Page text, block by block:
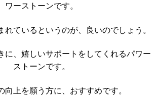
ワーストーンです。
れているというのが、良いのでしょう。
に、嬉しいサポートをしてくれるパワー
ストーンです。
向上を願う方に、おすすめです。